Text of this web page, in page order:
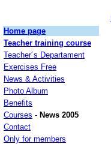
Home page
Teacher training course
Teacher´s Departament
Exercises Free
News & Activities
Photo Album
Benefits
Courses - News 2005
Contact
Only for members